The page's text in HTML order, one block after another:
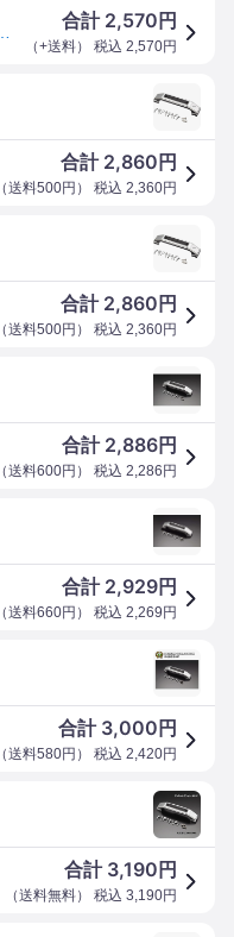
合計 2,570 円
（+送料） 税込 2,570円
合計 2,860 円
（送料500円 ） 税込 2,360円
合計 2,860 円
（送料500円 ） 税込 2,360円
合計 2,886円
（送料600円 ） 税込 2,286 円
合計 2,929円
（送料660円 ） 税込 2,269 円
合計 3,000 円
（送料580円 ） 税込 2,420円
合計 3,190 円
（送料無料） 税込 3,190円